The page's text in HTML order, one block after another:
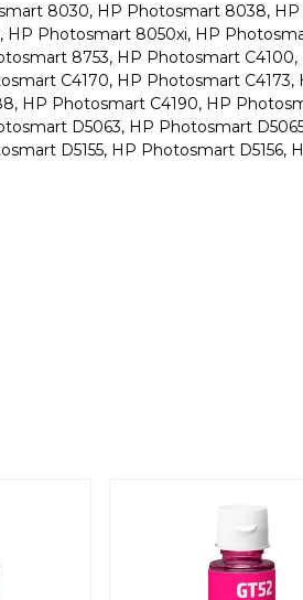
8030, HP Photosmart 8038,
Photosmart 8050xi, HP
8753, HP Photosmart C4100,
C4170, HP Photosmart
HP Photosmart C4190, HP
D5063, HP Photosmart
D5155, HP Photosmart